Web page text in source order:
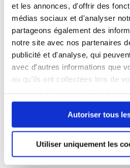
et les annonces, d'offrir des
médias sociaux et d'analyser
partageons également des
notre site avec nos partenaires
publicité et d'analyse, qui
avec d'autres informations que
ou qu'ils ont collectées lors de
continuez à utiliser notre site
Autoriser tous
Utiliser uniquement les
Qualifications et diplômes :
Profil recherché :
de